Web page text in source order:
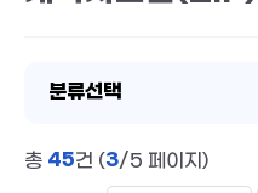
분류선택
총 45건 (3/5 페이지)